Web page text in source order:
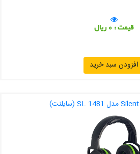
قیمت : 0 ریال
افزودن سبد خرید